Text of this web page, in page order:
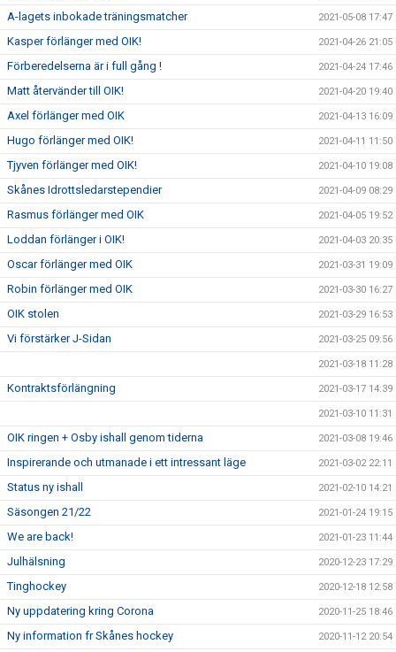
A-lagets inbokade träningsmatcher 2021-05-08 17:47
Kasper förlänger med OIK! 2021-04-26 21:05
Förberedelserna är i full gång ! 2021-04-24 17:46
Matt återvänder till OIK! 2021-04-20 19:40
Axel förlänger med OIK 2021-04-13 16:09
Hugo förlänger med OIK! 2021-04-11 11:50
Tjyven förlänger med OIK! 2021-04-10 19:08
Skånes Idrottsledarstependier 2021-04-09 08:29
Rasmus förlänger med OIK 2021-04-05 19:52
Loddan förlänger i OIK! 2021-04-03 20:35
Oscar förlänger med OIK 2021-03-31 19:09
Robin förlänger med OIK 2021-03-30 16:27
OIK stolen 2021-03-29 16:53
Vi förstärker J-Sidan 2021-03-25 09:56
2021-03-18 11:28
Kontraktsförlängning 2021-03-17 14:39
2021-03-10 11:31
OIK ringen + Osby ishall genom tiderna 2021-03-08 19:46
Inspirerande och utmanade i ett intressant läge 2021-03-02 22:11
Status ny ishall 2021-02-10 14:21
Säsongen 21/22 2021-01-24 19:15
We are back! 2021-01-23 11:44
Julhälsning 2020-12-23 17:29
Tinghockey 2020-12-18 12:58
Ny uppdatering kring Corona 2020-11-25 18:46
Ny information fr Skånes hockey 2020-11-12 20:54